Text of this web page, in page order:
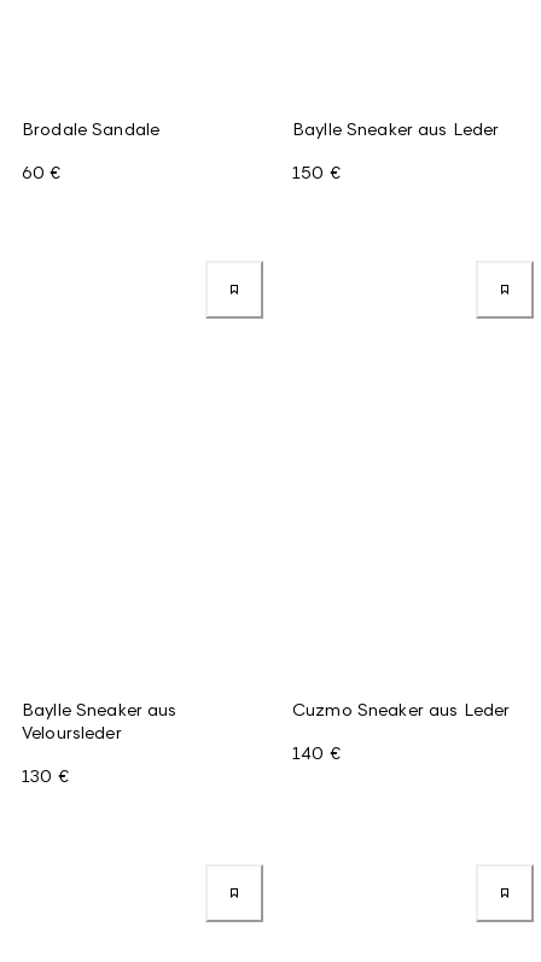
Brodale Sandale
60 €
Baylle Sneaker aus Leder
150 €
Baylle Sneaker aus
Veloursleder
130 €
Cuzmo Sneaker aus Leder
140 €